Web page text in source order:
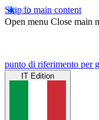
Skip to main content
Open menu Close main
punto di riferimento per
IT Edition